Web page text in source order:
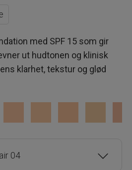
med SPF 15 som gir
ut hudtonen og klinisk
klarhet, tekstur og glød
04